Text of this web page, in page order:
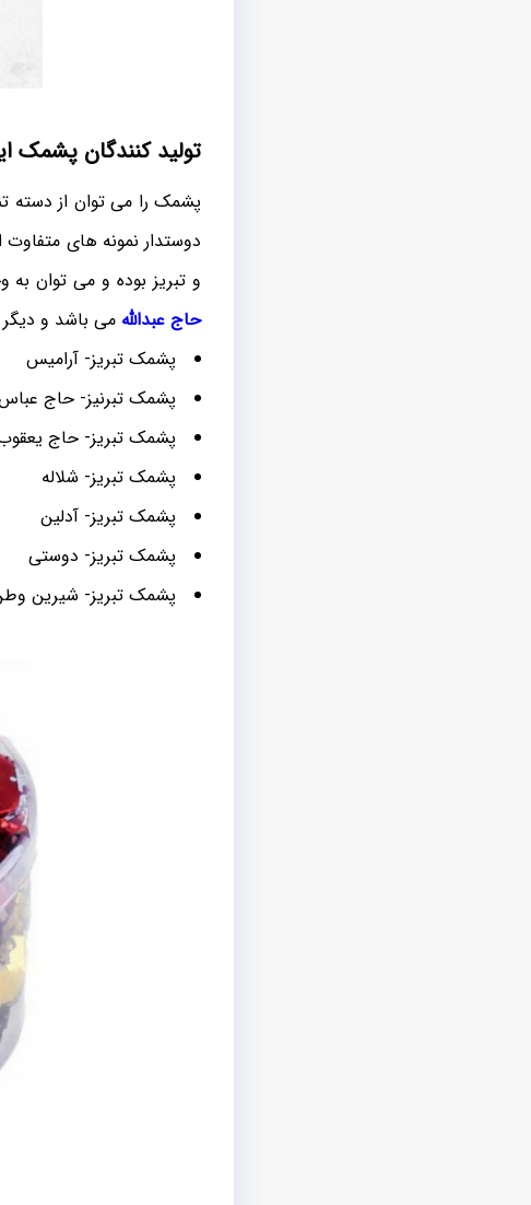
تولید کنندگان پشمک
پشمک را می توان از دسته
دوستدار نمونه های
و تبریز بوده و می توان به
حاج عبدالله می باشد و دیگر
پشمک تبریز- آرامیس
پشمک تبرنیز- حاج
پشمک تبریز- حاج
پشمک تبریز- شلاله
پشمک تبریز- آدلین
پشمک تبریز- دوستی
پشمک تبریز- شیرین